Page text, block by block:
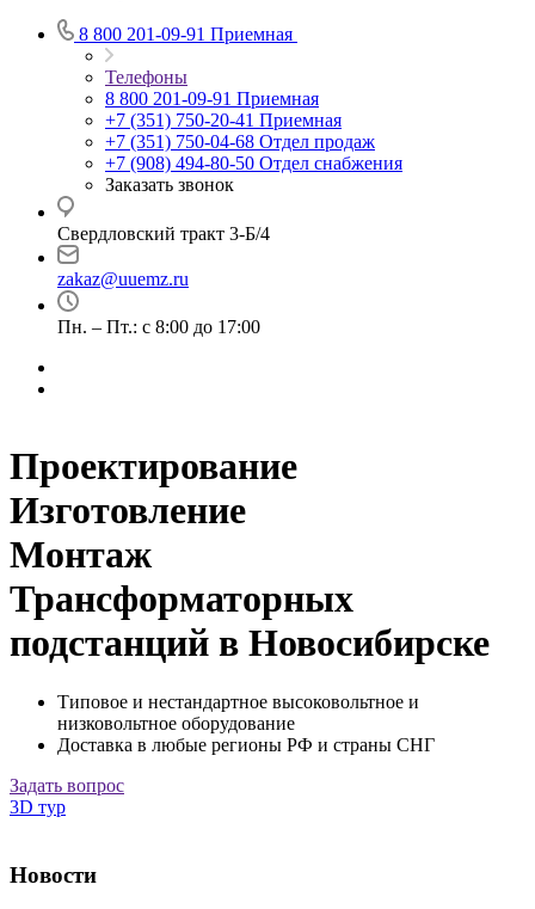
8 800 201-09-91 Приемная
Телефоны
8 800 201-09-91 Приемная
+7 (351) 750-20-41 Приемная
+7 (351) 750-04-68 Отдел продаж
+7 (908) 494-80-50 Отдел снабжения
Заказать звонок
Свердловский тракт 3-Б/4
zakaz@uuemz.ru
Пн. – Пт.: с 8:00 до 17:00
Проектирование
Изготовление
Монтаж
Трансформаторных
подстанций в Новосибирске
Типовое и нестандартное высоковольтное и
низковольтное оборудование
Доставка в любые регионы РФ и страны СНГ
Задать вопрос
3D тур
Новости